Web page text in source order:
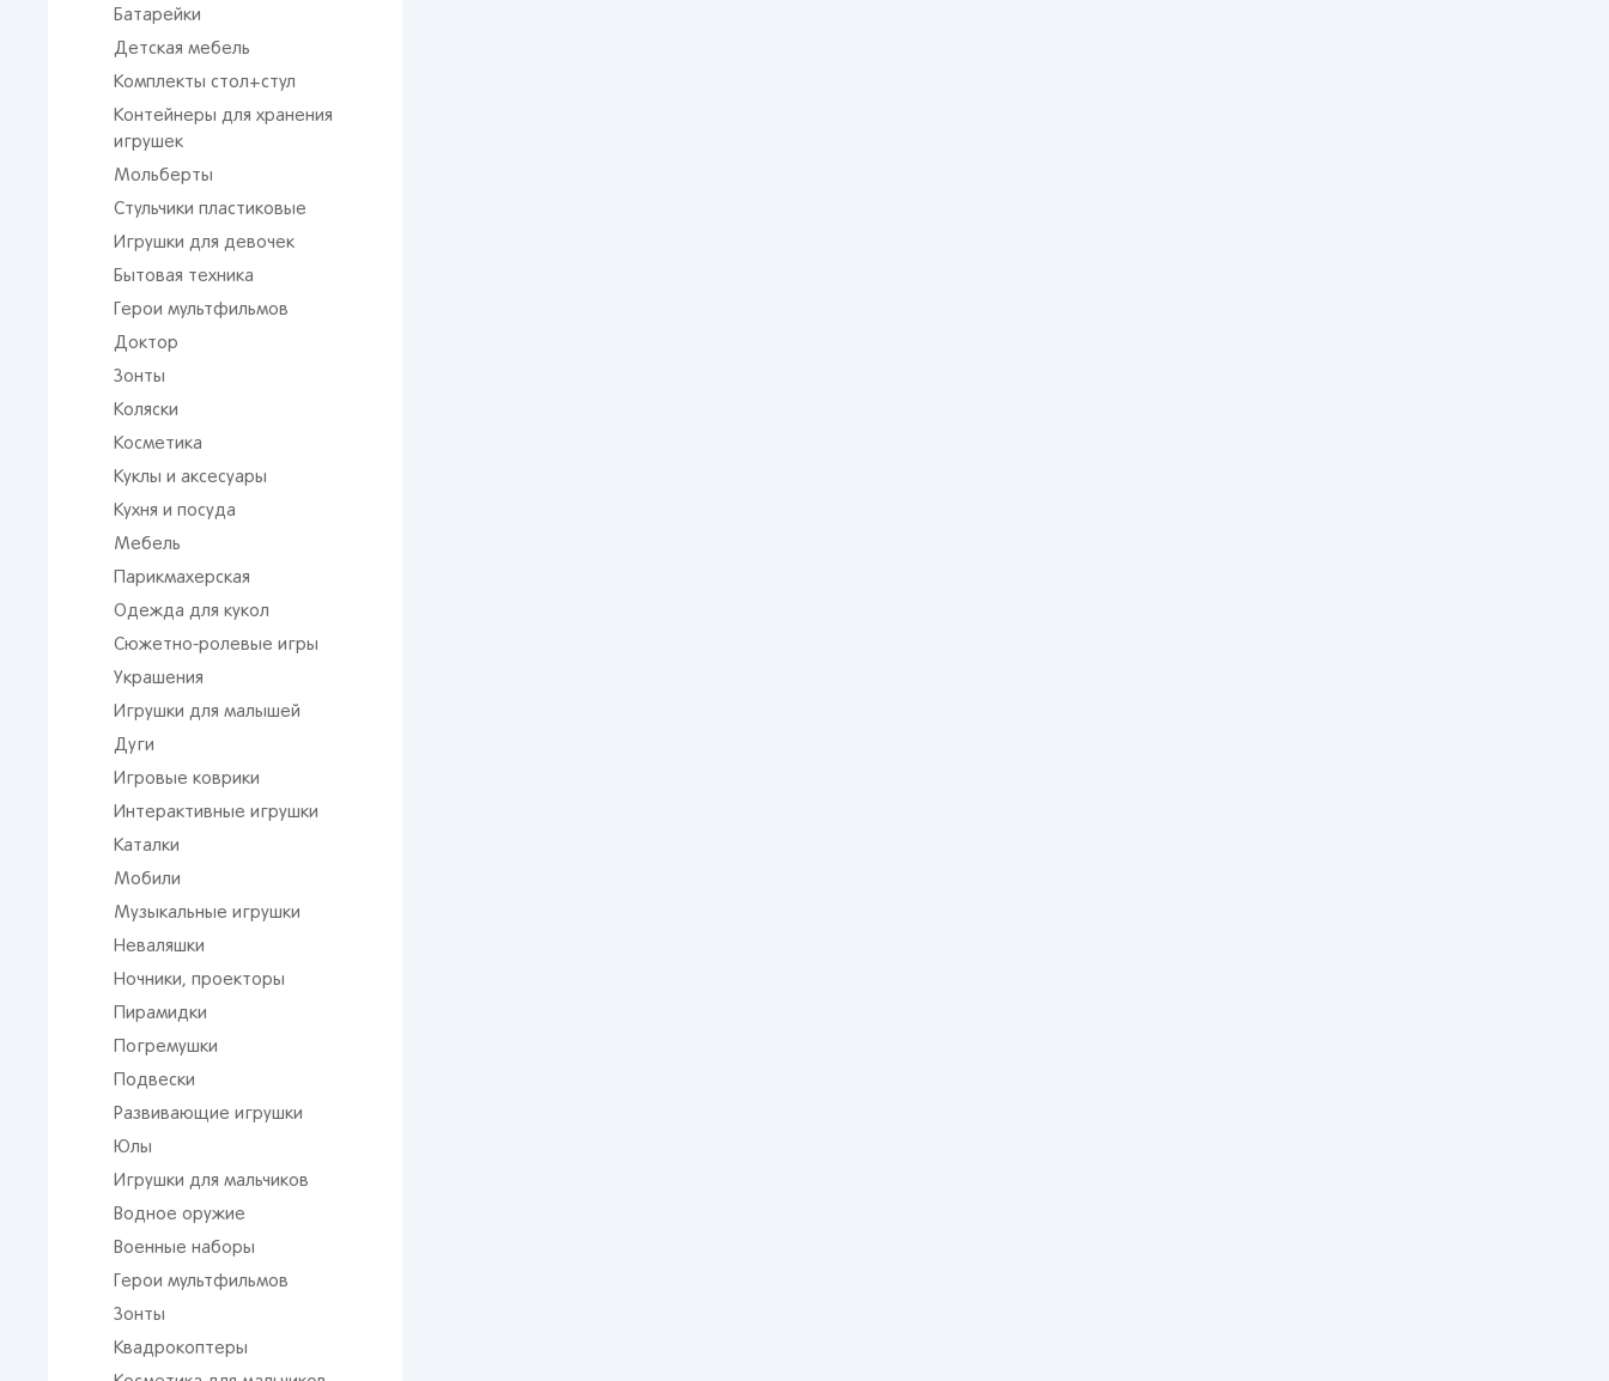
Батарейки
Детская мебель
Комплекты стол+стул
Контейнеры для хранения
игрушек
Мольберты
Стульчики пластиковые
Игрушки для девочек
Бытовая техника
Герои мультфильмов
Доктор
Зонты
Коляски
Косметика
Куклы и аксесуары
Кухня и посуда
Мебель
Парикмахерская
Одежда для кукол
Сюжетно-ролевые игры
Украшения
Игрушки для малышей
Дуги
Игровые коврики
Интерактивные игрушки
Каталки
Мобили
Музыкальные игрушки
Неваляшки
Ночники, проекторы
Пирамидки
Погремушки
Подвески
Развивающие игрушки
Юлы
Игрушки для мальчиков
Водное оружие
Военные наборы
Герои мультфильмов
Зонты
Квадрокоптеры